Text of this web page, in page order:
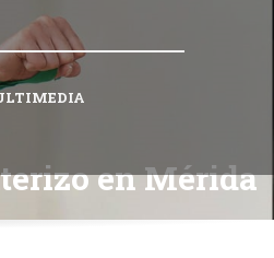
valide tu solicitud.
en Mérida